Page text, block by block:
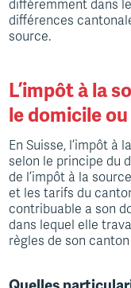
différemment dans
différences
source.
L’impôt à la
le domicile
En Suisse, l’impôt à
selon le principe du
de l’impôt à la
et les tarifs du
contribuable a son
dans lequel elle
règles de son